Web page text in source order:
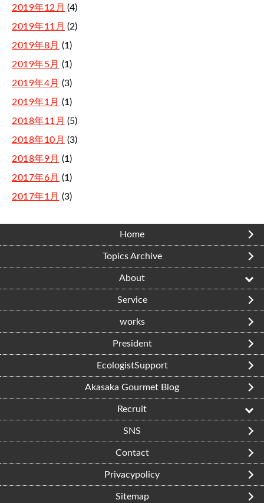
2019年12月 (4)
2019年11月 (2)
2019年8月 (1)
2019年5月 (1)
2019年4月 (3)
2019年1月 (1)
2018年11月 (5)
2018年10月 (3)
2018年9月 (1)
2017年6月 (1)
2017年1月 (3)
Home
Topics Archive
About
Service
works
President
EcologistSupport
Akasaka Gourmet Blog
Recruit
SNS
Contact
Privacypolicy
Sitemap